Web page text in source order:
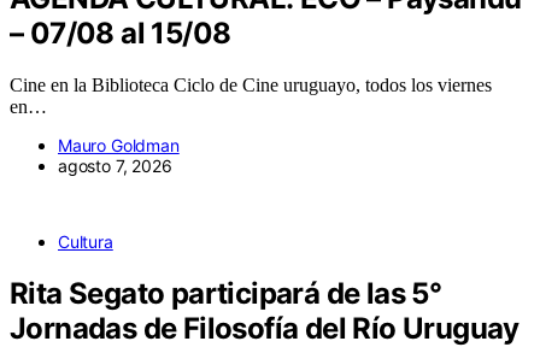
– 07/08 al 15/08
Cine en la Biblioteca Ciclo de Cine uruguayo, todos los viernes
en…
Mauro Goldman
agosto 7, 2026
Cultura
Rita Segato participará de las 5°
Jornadas de Filosofía del Río Uruguay